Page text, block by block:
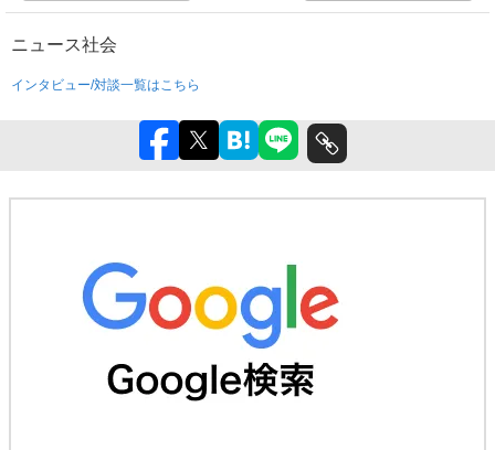
ニュース社会
インタビュー/対談一覧はこちら